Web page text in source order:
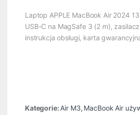
Laptop APPLE MacBook Air 2024
USB-C na MagSafe 3 (2 m),
instrukcja obsługi, karta
Kategorie: Air M3, MacBook Air